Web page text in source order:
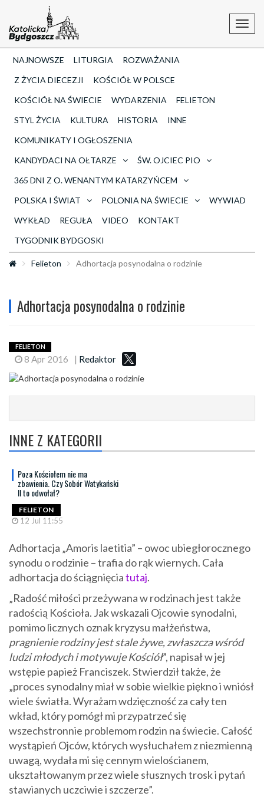
NAJNOWSZE LITURGIA
ROZWAŻANIA
Z ŻYCIA DIECEZJI
KOŚCIÓŁ W POLSCE
KOŚCIÓŁ NA ŚWIECIE
WYDARZENIA
FELIETON
STYL ŻYCIA
KULTURA HISTORIA
INNE
KOMUNIKATY I OGŁOSZENIA
KANDYDACI NA OŁTARZE
ŚW. OJCIEC PIO
365 DNI Z O. WENANTYM KATARZYŃCEM
POLSKA I ŚWIAT
POLONIA NA ŚWIECIE
WYWIAD
WYKŁAD
REGUŁA VIDEO
KONTAKT
TYGODNIK BYDGOSKI
Felieton Adhortacja posynodalna o rodzinie
Adhortacja posynodalna o rodzinie
FELIETON
8 Apr 2016 | Redaktor
INNE Z KATEGORII
Poza Kościołem nie ma
zbawienia. Czy Sobór Watykański
II to odwołał?
FELIETON
12 Jul 11:55
Adhortacja „Amoris laetitia” – owoc ubiegłorocznego
synodu o rodzinie – trafia do rąk wiernych. Cała
adhortacja do ściągnięciatutaj.
„Radość miłości przeżywana w rodzinach jest także
radością Kościoła. Jak wskazali Ojcowie synodalni,
pomimo licznych oznak kryzysu małżeństwa,
pragnienie rodziny jest stale żywe, zwłaszcza wśród
ludzi młodych i motywuje Kościół”, napisał w jej
wstępie papież Franciszek. Stwierdził także, że
„proces synodalny miał w sobie wielkie piękno i wniósł
wiele światła. Wyrażam wdzięczność za cały ten
wkład, który pomógł mi przypatrzeć się
wszechstronnie problemom rodzin na świecie. Całość
wystąpień Ojców, których wysłuchałem z niezmienną
uwagą, wydała mi się cennym wielościanem,
ukształtowanym przez wiele słusznych trosk i pytań
stawianych uczciwie i szczerze”.